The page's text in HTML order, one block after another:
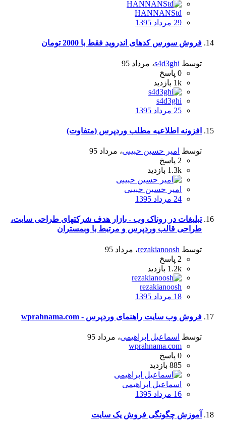
HANNANStd
29 مرداد 1395
فروش سورس کدهای اندروید فقط با 2000 تومان
توسط s4d3ghi، مرداد 95
0 پاسخ
1k بازدید
s4d3ghi
25 مرداد 1395
افزونه اطلاعیه مطلب وردپرس (متفاوت)
توسط امیر حسین حبیبی، مرداد 95
2 پاسخ
1.3k بازدید
امیر حسین حبیبی
24 مرداد 1395
تبلیغات در روناک وب - بازار هدف شرکتهای طراحی سایت،
طراحی قالب وردپرس و مرتبط با وبمستران
توسط rezakianoosh، مرداد 95
2 پاسخ
1.2k بازدید
rezakianoosh
18 مرداد 1395
فروش وب سایت راهنمای وردپرس - wprahnama.com
توسط اسماعیل ابراهیمی، مرداد 95
wprahnama.com
0 پاسخ
885 بازدید
اسماعیل ابراهیمی
16 مرداد 1395
آموزش چگونگی فروش یک سایت